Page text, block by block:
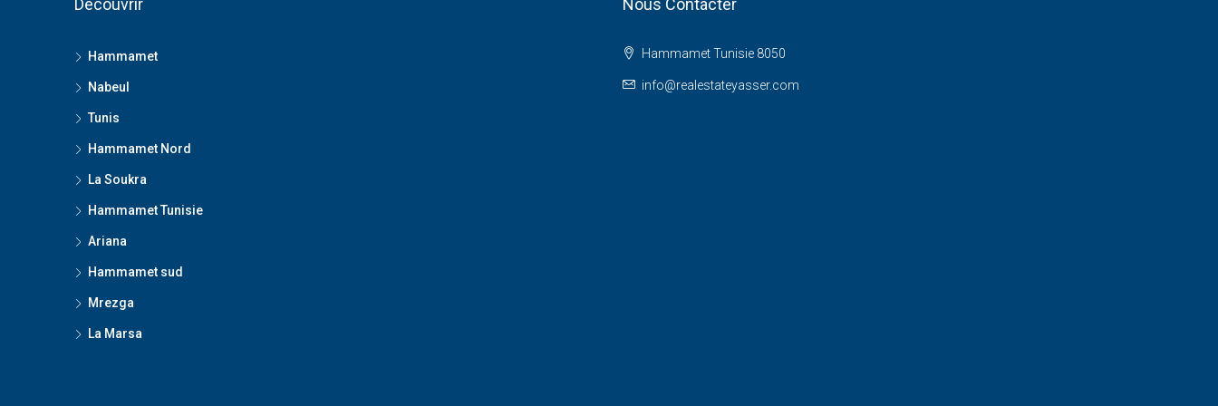
Découvrir
Hammamet
Nabeul
Tunis
Hammamet Nord
La Soukra
Hammamet Tunisie
Ariana
Hammamet sud
Mrezga
La Marsa
Nous Contacter
Hammamet Tunisie 8050
info@realestateyasser.com